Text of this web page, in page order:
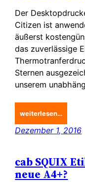
Der
Citizen ist
äußerst
das zuverlässige
Sternen
unserem
weiterlesen…
Dezember 1, 2016
cab SQUIX
neue A4+?